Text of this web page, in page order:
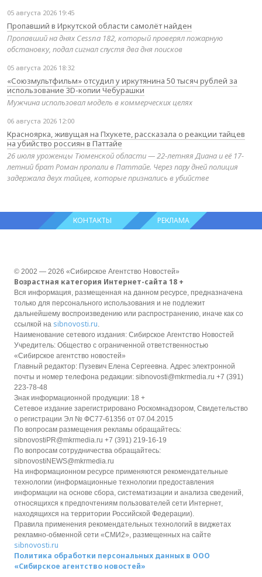
05 августа 2026 19:45
Пропавший в Иркутской области самолёт найден
Пропавший на днях Cessna 182, который проверял пожарную
обстановку, подал сигнал спустя два дня поисков
05 августа 2026 18:32
«Союзмультфильм» отсудил у иркутянина 50 тысяч рублей за
использование 3D-копии Чебурашки
Мужчина использовал модель в коммерческих целях
06 августа 2026 12:00
Красноярка, живущая на Пхукете, рассказала о реакции тайцев
на убийство россиян в Паттайе
26 июля уроженцы Тюменской области — 22-летняя Диана и её 17-
летний брат Роман пропали в Паттайе. Через пару дней полиция
задержала двух тайцев, которые признались в убийстве
КОНТАКТЫ РЕКЛАМА
© 2002 — 2026 «Сибирское Агентство Новостей»
Возрастная категория Интернет-сайта 18 +
Вся информация, размещенная на данном ресурсе, предназначена
только для персонального использования и не подлежит
дальнейшему воспроизведению или распространению, иначе как со
ссылкой на sibnovosti.ru.
Наименование сетевого издания: Сибирское Агентство Новостей
Учредитель: Общество с ограниченной ответственностью
«Сибирское агентство новостей»
Главный редактор: Пузевич Елена Сергеевна. Адрес электронной
почты и номер телефона редакции: sibnovosti@mkrmedia.ru +7 (391)
223-78-48
Знак информационной продукции: 18 +
Сетевое издание зарегистрировано Роскомнадзором, Свидетельство
о регистрации Эл № ФС77-61356 от 07.04.2015
По вопросам размещения рекламы обращайтесь:
sibnovostiPR@mkrmedia.ru +7 (391) 219-16-19
По вопросам сотрудничества обращайтесь:
sibnovostiNEWS@mkrmedia.ru
На информационном ресурсе применяются рекомендательные
технологии (информационные технологии предоставления
информации на основе сбора, систематизации и анализа сведений,
относящихся к предпочтениям пользователей сети Интернет,
находящихся на территории Российской Федерации).
Правила применения рекомендательных технологий в виджетах
рекламно-обменной сети «СМИ2», размещенных на сайте
sibnovosti.ru
Политика обработки персональных данных в ООО
«Сибирское агентство новостей»